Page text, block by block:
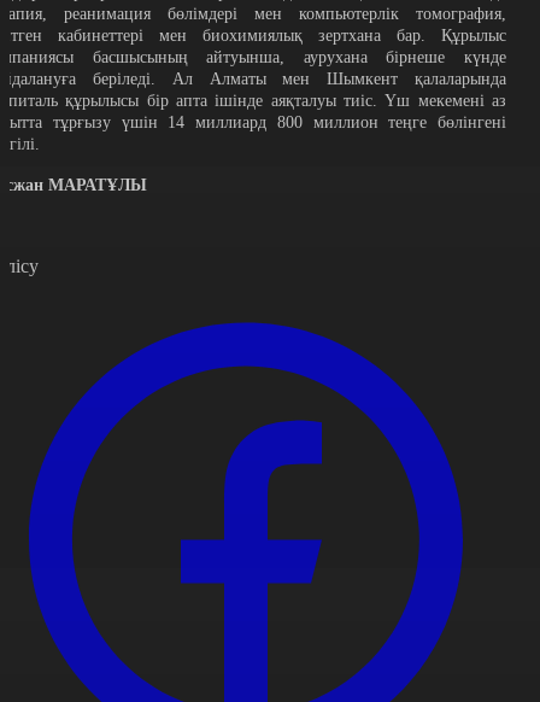
реанимация бөлімдері мен компьютерлік томография,
кабинеттері мен биохимиялық зертхана бар. Құрылыс
басшысының айтуынша, аурухана бірнеше күнде
беріледі. Ал Алматы мен Шымкент қалаларында
құрылысы бір апта ішінде аяқталуы тиіс. Үш мекемені аз
тұрғызу үшін 14 миллиард 800 миллион теңге бөлінгені
МАРАТҰЛЫ